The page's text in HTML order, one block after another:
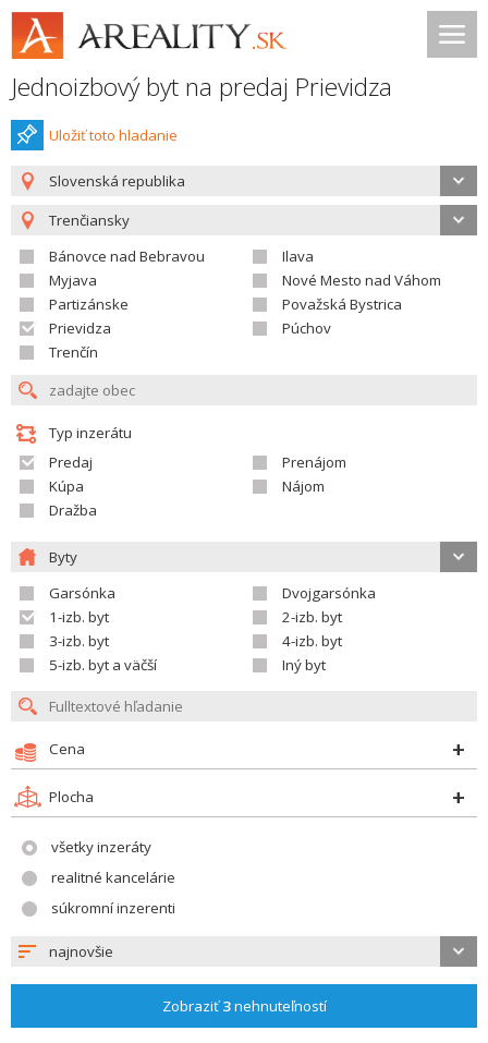
Jednoizbový byt na predaj Prievidza
Uložiť toto hladanie
Slovenská republika
Trenčiansky
Bánovce nad Bebravou
Ilava
Myjava
Nové Mesto nad Váhom
Partizánske
Považská Bystrica
Prievidza
Púchov
Trenčín
Typ inzerátu
Predaj
Prenájom
Kúpa
Nájom
Dražba
Byty
Garsónka
Dvojgarsónka
1-izb. byt
2-izb. byt
3-izb. byt
4-izb. byt
5-izb. byt a väčší
Iný byt
Cena
Plocha
všetky inzeráty
realitné kancelárie
súkromní inzerenti
najnovšie
Zobraziť3nehnuteľností